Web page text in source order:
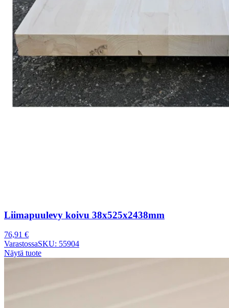
Liimapuulevy koivu 38x525x2438mm
76,91 €
VarastossaSKU: 55904
Näytä tuote